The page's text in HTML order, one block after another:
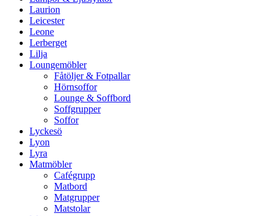
Laurion
Leicester
Leone
Lerberget
Lilja
Loungemöbler
Fåtöljer & Fotpallar
Hörnsoffor
Lounge & Soffbord
Soffgrupper
Soffor
Lyckesö
Lyon
Lyra
Matmöbler
Cafégrupp
Matbord
Matgrupper
Matstolar